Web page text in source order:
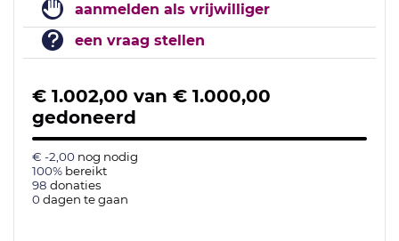
aanmelden als vrijwilliger
een vraag stellen
€ 1.002,00 van € 1.000,00
gedoneerd
€ -2,00 nog nodig
100% bereikt
98 donaties
0dagen te gaan